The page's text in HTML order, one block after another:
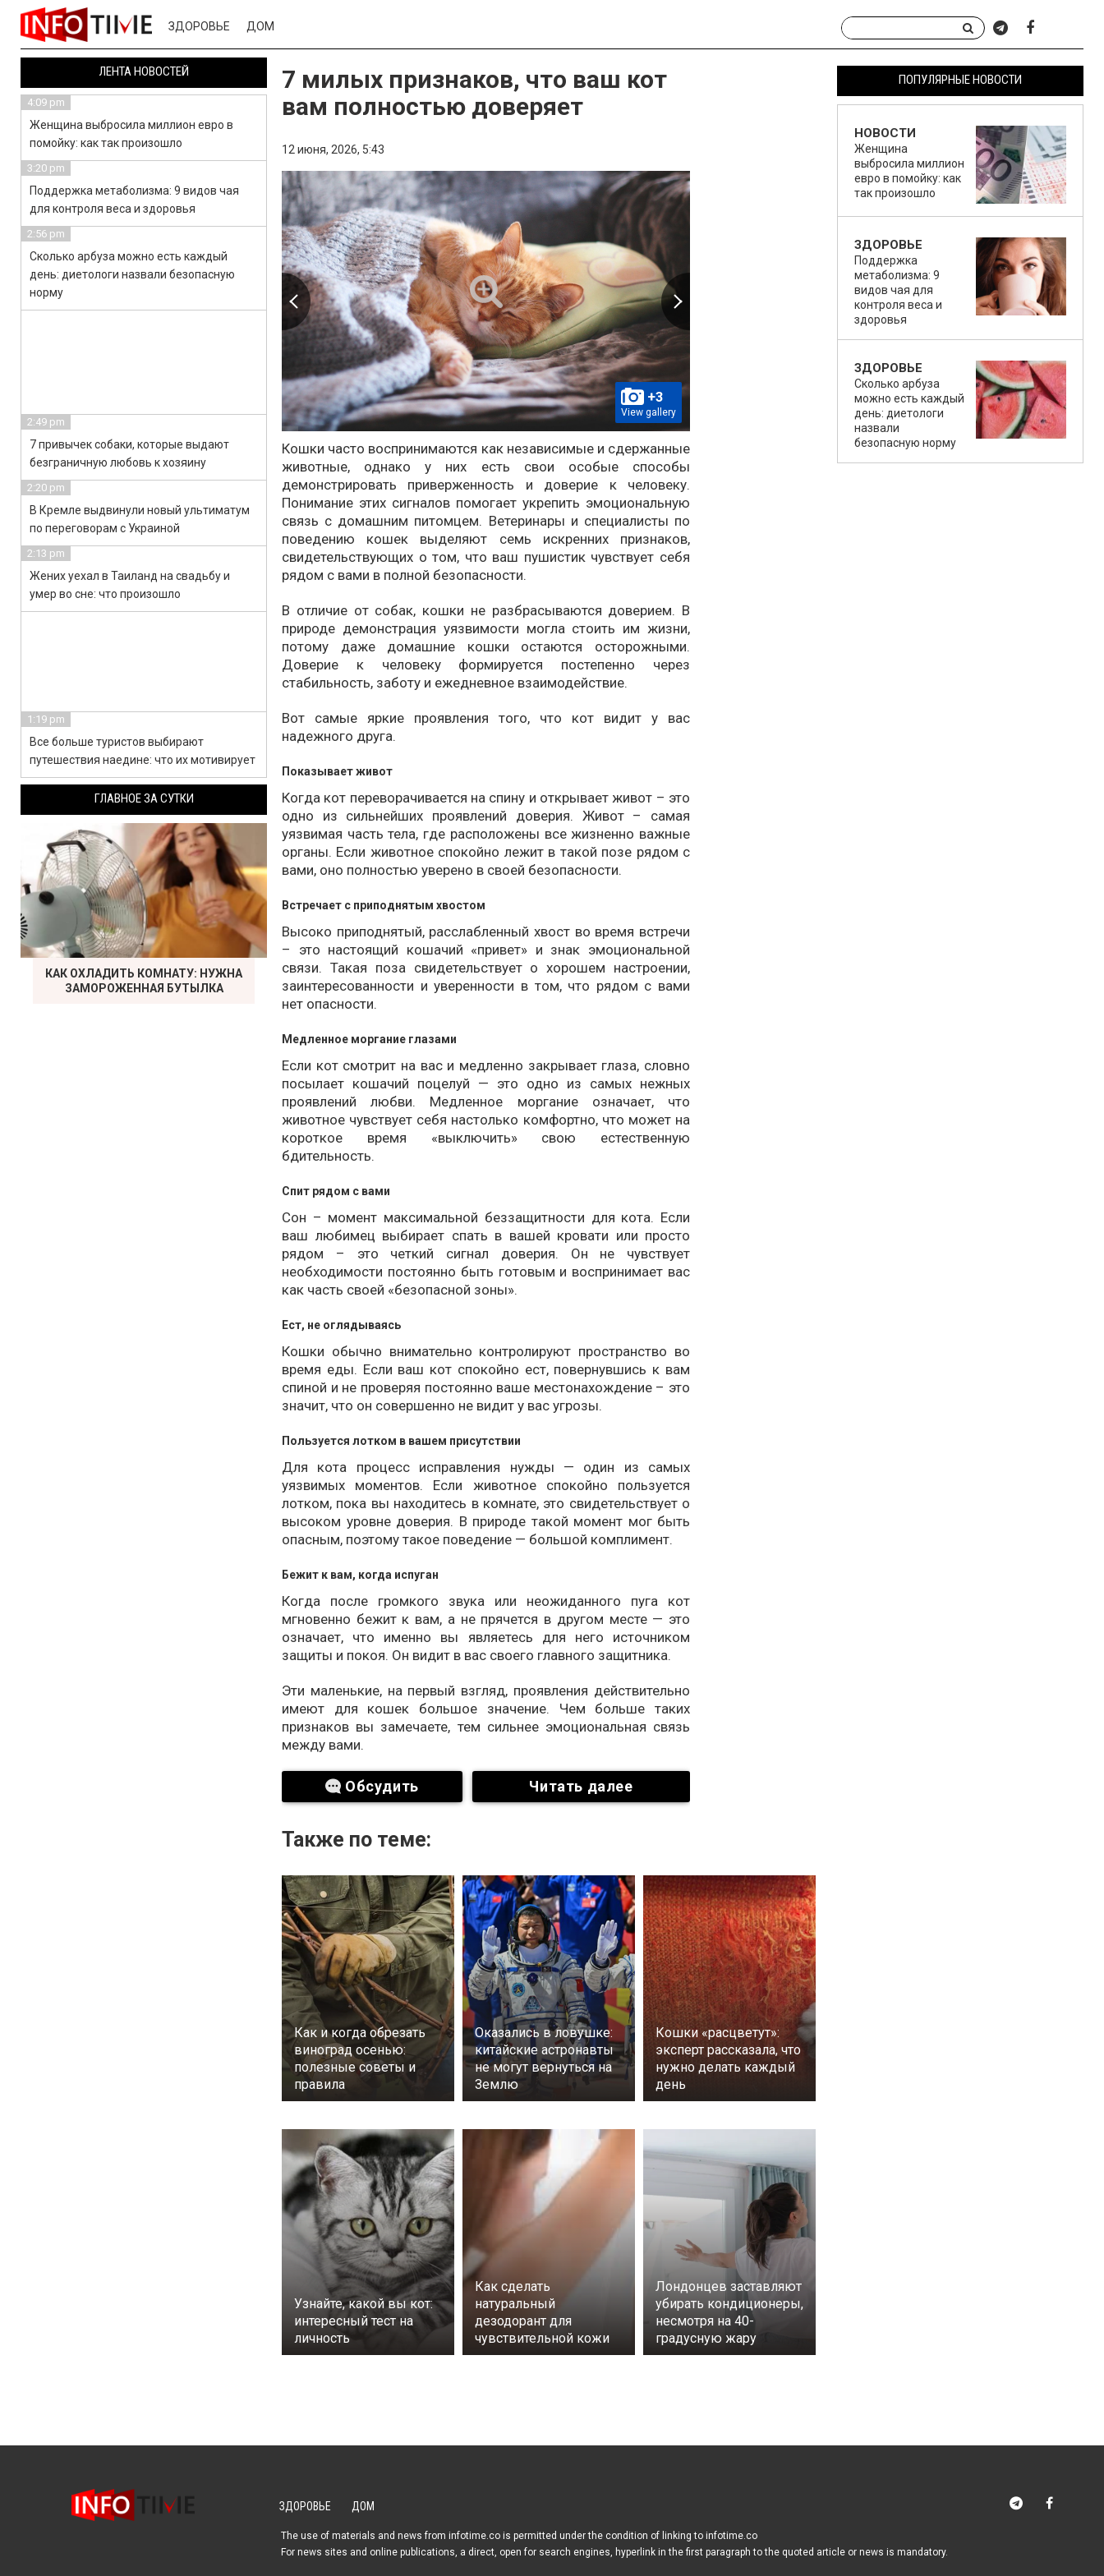
ЗДОРОВЬЕ ДОМ
7 милых признаков, что ваш кот
вам полностью доверяет
12 июня, 2026, 5:43
+3
View gallery
Кошки часто воспринимаются как независимые и сдержанные
животные, однако у них есть свои особые способы
демонстрировать приверженность и доверие к человеку.
Понимание этих сигналов помогает укрепить эмоциональную
связь с домашним питомцем. Ветеринары и специалисты по
поведению кошек выделяют семь искренних признаков,
свидетельствующих о том, что ваш пушистик чувствует себя
рядом с вами в полной безопасности.
В отличие от собак, кошки не разбрасываются доверием. В
природе демонстрация уязвимости могла стоить им жизни,
потому даже домашние кошки остаются осторожными.
Доверие к человеку формируется постепенно через
стабильность, заботу и ежедневное взаимодействие.
Вот самые яркие проявления того, что кот видит у вас
надежного друга.
Показывает живот
Когда кот переворачивается на спину и открывает живот – это
одно из сильнейших проявлений доверия. Живот – самая
уязвимая часть тела, где расположены все жизненно важные
органы. Если животное спокойно лежит в такой позе рядом с
вами, оно полностью уверено в своей безопасности.
Встречает с приподнятым хвостом
Высоко приподнятый, расслабленный хвост во время встречи
– это настоящий кошачий «привет» и знак эмоциональной
связи. Такая поза свидетельствует о хорошем настроении,
заинтересованности и уверенности в том, что рядом с вами
нет опасности.
Медленное моргание глазами
Если кот смотрит на вас и медленно закрывает глаза, словно
посылает кошачий поцелуй — это одно из самых нежных
проявлений любви. Медленное моргание означает, что
животное чувствует себя настолько комфортно, что может на
короткое время «выключить» свою естественную
бдительность.
Спит рядом с вами
Сон – момент максимальной беззащитности для кота. Если
ваш любимец выбирает спать в вашей кровати или просто
рядом – это четкий сигнал доверия. Он не чувствует
необходимости постоянно быть готовым и воспринимает вас
как часть своей «безопасной зоны».
Ест, не оглядываясь
Кошки обычно внимательно контролируют пространство во
время еды. Если ваш кот спокойно ест, повернувшись к вам
спиной и не проверяя постоянно ваше местонахождение – это
значит, что он совершенно не видит у вас угрозы.
Пользуется лотком в вашем присутствии
Для кота процесс исправления нужды — один из самых
уязвимых моментов. Если животное спокойно пользуется
лотком, пока вы находитесь в комнате, это свидетельствует о
высоком уровне доверия. В природе такой момент мог быть
опасным, поэтому такое поведение — большой комплимент.
Бежит к вам, когда испуган
Когда после громкого звука или неожиданного пуга кот
мгновенно бежит к вам, а не прячется в другом месте — это
означает, что именно вы являетесь для него источником
защиты и покоя. Он видит в вас своего главного защитника.
Эти маленькие, на первый взгляд, проявления действительно
имеют для кошек большое значение. Чем больше таких
признаков вы замечаете, тем сильнее эмоциональная связь
между вами.
Обсудить Читать далее
Также по теме:
Как и когда обрезать
виноград осенью:
полезные советы и
правила
Оказались в ловушке:
китайские астронавты
не могут вернуться на
Землю
Кошки «расцветут»:
эксперт рассказала, что
нужно делать каждый
день
Узнайте, какой вы кот:
интересный тест на
личность
Как сделать
натуральный
дезодорант для
чувствительной кожи
Лондонцев заставляют
убирать кондиционеры,
несмотря на 40-
градусную жару
ПОПУЛЯРНЫЕ НОВОСТИ
НОВОСТИ
Женщина
выбросила миллион
евро в помойку: как
так произошло
ЗДОРОВЬЕ
Поддержка
метаболизма: 9
видов чая для
контроля веса и
здоровья
ЗДОРОВЬЕ
Сколько арбуза
можно есть каждый
день: диетологи
назвали
безопасную норму
ЛЕНТА НОВОСТЕЙ
4:09 pm
Женщина выбросила миллион евро в
помойку: как так произошло
3:20 pm
Поддержка метаболизма: 9 видов чая
для контроля веса и здоровья
2:56 pm
Сколько арбуза можно есть каждый
день: диетологи назвали безопасную
норму
2:49 pm
7 привычек собаки, которые выдают
безграничную любовь к хозяину
2:20 pm
В Кремле выдвинули новый ультиматум
по переговорам с Украиной
2:13 pm
Жених уехал в Таиланд на свадьбу и
умер во сне: что произошло
1:19 pm
Все больше туристов выбирают
путешествия наедине: что их мотивирует
ГЛАВНОЕ ЗА СУТКИ
КАК ОХЛАДИТЬ КОМНАТУ: НУЖНА
ЗАМОРОЖЕННАЯ БУТЫЛКА
ЗДОРОВЬЕ ДОМ
The use of materials and news from infotime.co is permitted under the condition of linking to infotime.co
For news sites and online publications, a direct, open for search engines, hyperlink in the first paragraph to the quoted article or news is mandatory.